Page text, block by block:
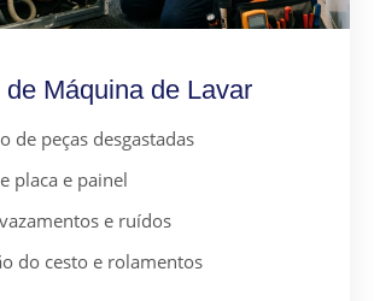
de Máquina de Lavar
de peças desgastadas
placa e painel
e ruídos
do cesto e rolamentos